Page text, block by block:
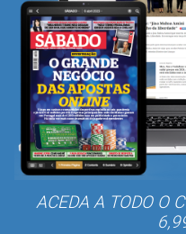
ACEDA A TODO O